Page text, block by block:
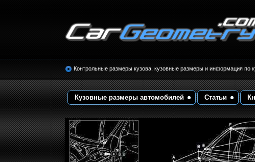
кузовные размеры. Геометрия кузова
Контрольные размеры кузова, кузовные размеры и информация по
Кузовные размеры автомобилей Статьи